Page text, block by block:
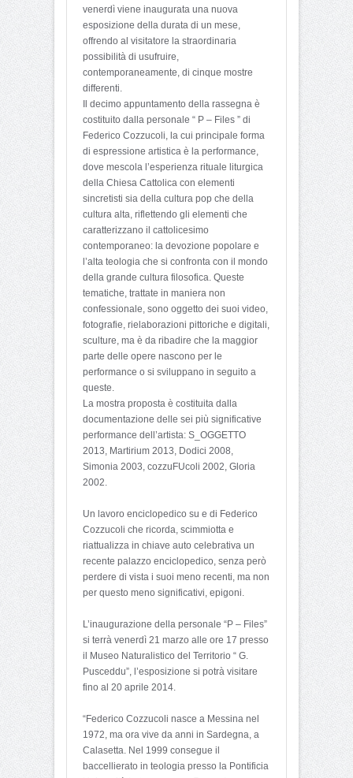
venerdì viene inaugurata una nuova
esposizione della durata di un mese,
offrendo al visitatore la straordinaria
possibilità di usufruire,
contemporaneamente, di cinque mostre
differenti.
Il decimo appuntamento della rassegna è
costituito dalla personale “ P – Files ” di
Federico Cozzucoli, la cui principale forma
di espressione artistica è la performance,
dove mescola l’esperienza rituale liturgica
della Chiesa Cattolica con elementi
sincretisti sia della cultura pop che della
cultura alta, riflettendo gli elementi che
caratterizzano il cattolicesimo
contemporaneo: la devozione popolare e
l’alta teologia che si confronta con il mondo
della grande cultura filosofica. Queste
tematiche, trattate in maniera non
confessionale, sono oggetto dei suoi video,
fotografie, rielaborazioni pittoriche e digitali,
sculture, ma è da ribadire che la maggior
parte delle opere nascono per le
performance o si sviluppano in seguito a
queste.
La mostra proposta è costituita dalla
documentazione delle sei più significative
performance dell’artista: S_OGGETTO
2013, Martirium 2013, Dodici 2008,
Simonia 2003, cozzuFUcoli 2002, Gloria
2002.
Un lavoro enciclopedico su e di Federico
Cozzucoli che ricorda, scimmiotta e
riattualizza in chiave auto celebrativa un
recente palazzo enciclopedico, senza però
perdere di vista i suoi meno recenti, ma non
per questo meno significativi, epigoni.
L’inaugurazione della personale “P – Files”
si terrà venerdì 21 marzo alle ore 17 presso
il Museo Naturalistico del Territorio “ G.
Pusceddu”, l’esposizione si potrà visitare
fino al 20 aprile 2014.
“Federico Cozzucoli nasce a Messina nel
1972, ma ora vive da anni in Sardegna, a
Calasetta. Nel 1999 consegue il
baccellierato in teologia presso la Pontificia